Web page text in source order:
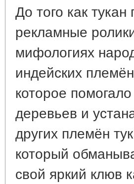
До того как
рекламные
мифологиях
индейских
которое
деревьев и
других племён
который
свой яркий клюв